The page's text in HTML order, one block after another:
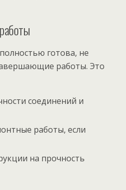
готова, не
работы. Это
соединений и
работы, если
на прочность